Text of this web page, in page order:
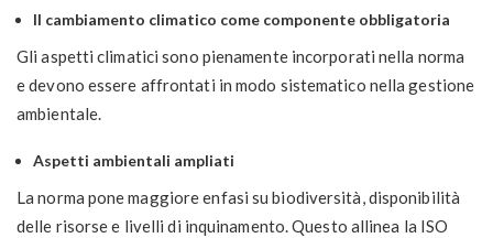
Il cambiamento climatico come componente obbligatoria
Gli aspetti climatici sono pienamente incorporati nella norma
e devono essere affrontati in modo sistematico nella gestione
ambientale.
Aspetti ambientali ampliati
La norma pone maggiore enfasi su biodiversità, disponibilità
delle risorse e livelli di inquinamento. Questo allinea la ISO